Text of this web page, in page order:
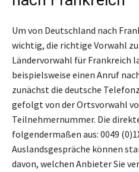
Um von Deutschland nach
wichtig, die richtige Vorwahl
Ländervorwahl für Frankreich
beispielsweise einen Anruf
zunächst die deutsche
gefolgt von der Ortsvorwahl
Teilnehmernummer. Die
folgendermaßen aus: 0049
Auslandsgespräche können
davon, welchen Anbieter Sie